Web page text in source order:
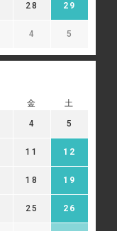
28 29
4 5
金 土
4 5
11 12
18 19
25 26